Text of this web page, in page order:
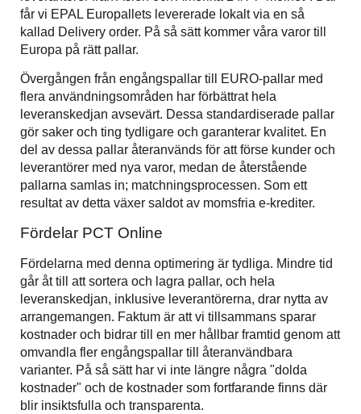
får vi EPAL Europallets levererade lokalt via en så
kallad Delivery order. På så sätt kommer våra varor till
Europa på rätt pallar.
Övergången från engångspallar till EURO-pallar med
flera användningsområden har förbättrat hela
leveranskedjan avsevärt. Dessa standardiserade pallar
gör saker och ting tydligare och garanterar kvalitet. En
del av dessa pallar återanvänds för att förse kunder och
leverantörer med nya varor, medan de återstående
pallarna samlas in; matchningsprocessen. Som ett
resultat av detta växer saldot av momsfria e-krediter.
Fördelar PCT Online
Fördelarna med denna optimering är tydliga. Mindre tid
går åt till att sortera och lagra pallar, och hela
leveranskedjan, inklusive leverantörerna, drar nytta av
arrangemangen. Faktum är att vi tillsammans sparar
kostnader och bidrar till en mer hållbar framtid genom att
omvandla fler engångspallar till återanvändbara
varianter. På så sätt har vi inte längre några "dolda
kostnader" och de kostnader som fortfarande finns där
blir insiktsfulla och transparenta.